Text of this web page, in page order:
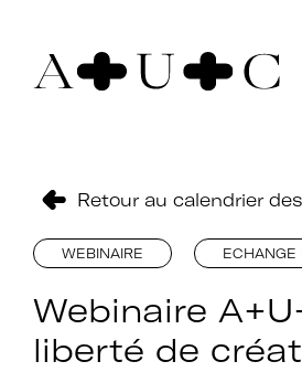
Pour nous
92000 Nanterre
Retour au calendrier
WEBINAIRE ECHANGE
Webinaire
liberté de